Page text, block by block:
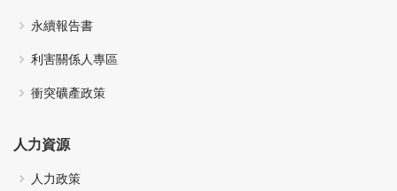
永續報告書
利害關係人專區
衝突礦產政策
人力資源
人力政策